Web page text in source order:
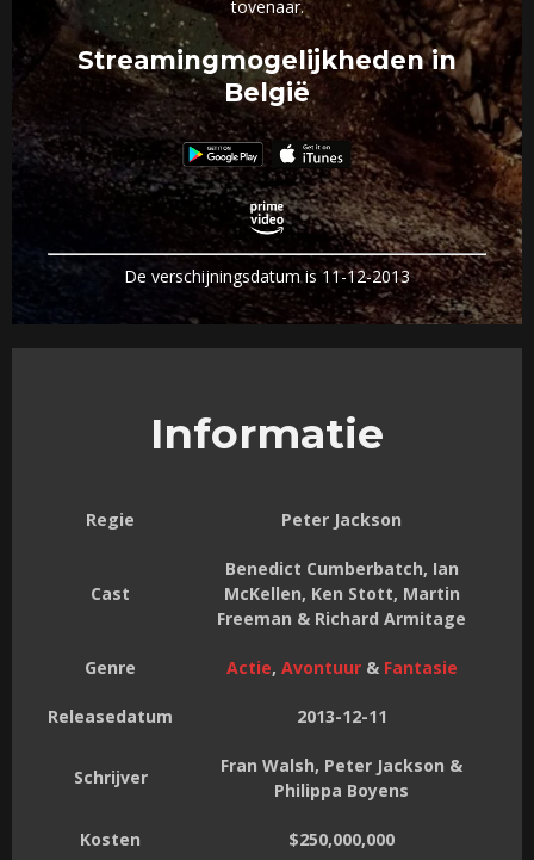
tovenaar.
Streamingmogelijkheden in
België
De verschijningsdatum is 11-12-2013
Informatie
Regie Peter Jackson
Cast
Benedict Cumberbatch, Ian
McKellen, Ken Stott, Martin
Freeman & Richard Armitage
Genre Actie, Avontuur& Fantasie
Releasedatum 2013-12-11
Schrijver
Fran Walsh, Peter Jackson &
Philippa Boyens
Kosten $250,000,000